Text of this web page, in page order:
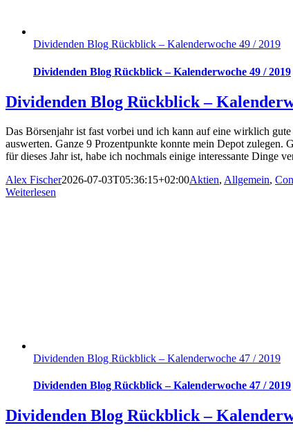
Dividenden Blog Rückblick – Kalenderwoche 49 / 2019
Dividenden Blog Rückblick – Kalenderwoche 49 / 2019
Dividenden Blog Rückblick –
Das Börsenjahr ist fast vorbei und ich kann auf eine wirklich
auswerten. Ganze 9 Prozentpunkte konnte mein Depot
für dieses Jahr ist, habe ich nochmals einige interessante Dinge
Alex Fischer2026-07-03T05:36:15+02:00Aktien, Allgemein,
Weiterlesen
Dividenden Blog Rückblick – Kalenderwoche 47 / 2019
Dividenden Blog Rückblick – Kalenderwoche 47 / 2019
Dividenden Blog Rückblick –